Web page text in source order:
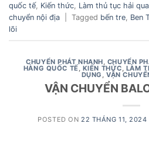
quốc tế, Kiến thức, Làm thủ tục hải
chuyển nội địa
Tagged bến tre, Ben
lõi
CHUYỂN PHÁT NHANH CHUYỂN
HÀNG QUỐC TẾ KIẾN THỨC LÀM
DỤNG ,VẬN
VẬN CHUYỂN
POSTED ON 22 THÁNG 11, 2024